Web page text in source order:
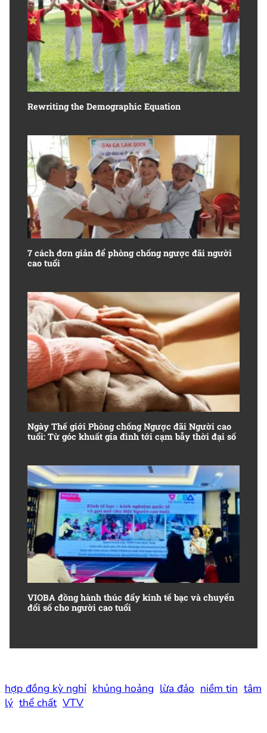
Rewriting the Demographic Equation
7 cách đơn giản để phòng chống ngược đãi người
cao tuổi
Ngày Thế giới Phòng chống Ngược đãi Người cao
tuổi: Từ góc khuất gia đình tới cạm bẫy thời đại số
VIOBA đồng hành thúc đẩy kinh tế bạc và chuyển
đổi số cho người cao tuổi
hợp đồng kỳ nghỉ khủng hoảng lừa đảo niềm tin tâm
lý thể chất VTV